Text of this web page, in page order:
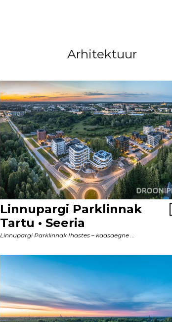
Arhitektuur
Linnupargi Parklinnak
Tartu • Seeria
Linnupargi Parklinnak Ihastes – kaasaegne ...